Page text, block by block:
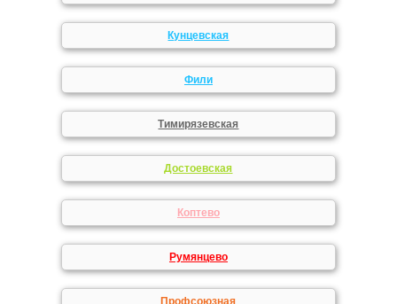
Кунцевская
Фили
Тимирязевская
Достоевская
Коптево
Румянцево
Профсоюзная